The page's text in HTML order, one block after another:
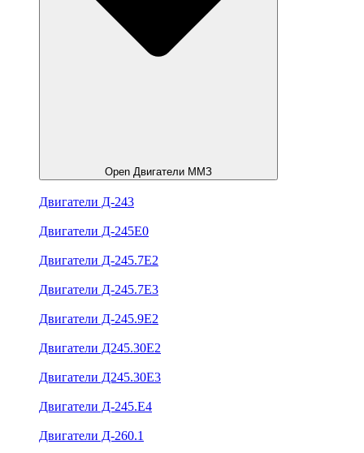
Open Двигатели ММЗ
Двигатели Д-243
Двигатели Д-245Е0
Двигатели Д-245.7Е2
Двигатели Д-245.7Е3
Двигатели Д-245.9Е2
Двигатели Д245.30Е2
Двигатели Д245.30Е3
Двигатели Д-245.Е4
Двигатели Д-260.1